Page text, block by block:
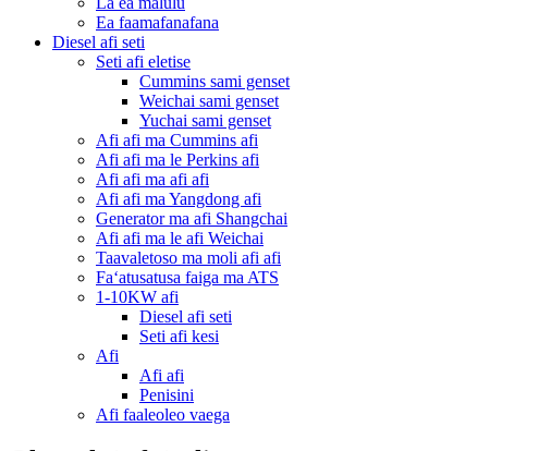
Ea faamafanafana
Diesel afi seti
Seti afi eletise
Cummins sami genset
Weichai sami genset
Yuchai sami genset
Afi afi ma Cummins afi
Afi afi ma le Perkins afi
Afi afi ma afi afi
Afi afi ma Yangdong afi
Generator ma afi Shangchai
Afi afi ma le afi Weichai
Taavaletoso ma moli afi afi
Faʻatusatusa faiga ma ATS
1-10KW afi
Diesel afi seti
Seti afi kesi
Afi
Afi afi
Penisini
Afi faaleoleo vaega